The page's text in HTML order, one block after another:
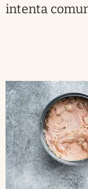
intenta